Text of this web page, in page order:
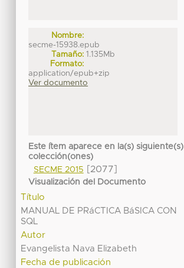
Nombre:
secme-15938.epub
Tamaño: 1.135Mb
Formato:
application/epub+zip
Ver documento
Este ítem aparece en la(s) siguiente(s)
colección(ones)
SECME 2015
[2077]
Visualización del Documento
Título
MANUAL DE PRáCTICA BáSICA CON
SQL
Autor
Evangelista Nava Elizabeth
Fecha de publicación